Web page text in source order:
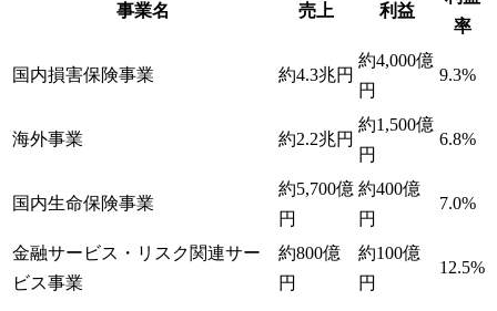
事業名 売上 利益
率
国内損害保険事業 約4.3兆円
約4,000億
円
9.3%
海外事業 約2.2兆円
約1,500億
円
6.8%
国内生命保険事業
約5,700億
円
約400億
円
7.0%
金融サービス・リスク関連サー
ビス事業
約800億
円
約100億
円
12.5%